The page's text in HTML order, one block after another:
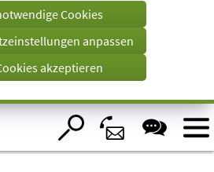
einem
Tab)
Cookies
anpassen
akzeptieren